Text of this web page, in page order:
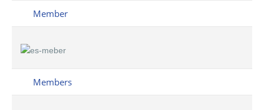
Member
Members